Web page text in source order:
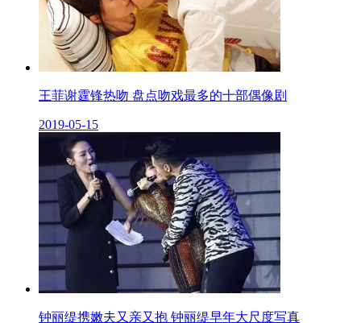
王菲谢霆锋热吻 盘点吻戏最多的十部偶像剧
2019-05-15
钟丽缇携嫩夫又亲又抱 钟丽缇早年大尺度写真